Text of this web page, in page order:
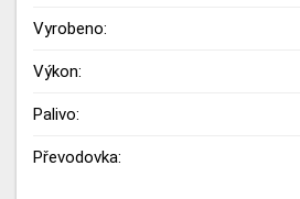
Vyrobeno:
Výkon:
Palivo:
Převodovka: